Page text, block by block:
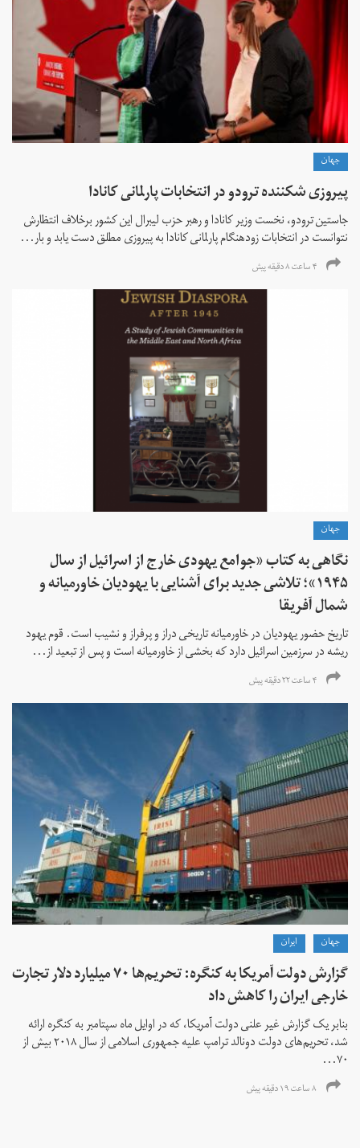
جهان
پیروزی شکننده ترودو در انتخابات پارلمانی کانادا
جاستین ترودو، نخست وزیر کانادا و رهبر حزب لیبرال این کشور برخلاف انتظارش
نتوانست در انتخابات زود‌هنگام پارلمانی کانادا به پیروزی مطلق دست یابد و بار...
۴ ساعت ۸ دقیقه پیش
جهان
نگاهی به کتاب «جوامع یهودی خارج از اسرائیل از سال
۱۹۴۵»؛ تلاشی جدید برای آشنایی با یهودیان خاورمیانه و
شمال آفریقا
تاریخ حضور یهودیان در خاورمیانه تاریخی دراز و پرفراز و نشیب است. قوم یهود
ریشه در سرزمین اسرائیل دارد که بخشی از خاورمیانه است و پس از تبعید از...
۴ ساعت ۲۲ دقیقه پیش
جهان ايران
گزارش دولت آمریکا به کنگره: تحریم‌ها ۷۰ میلیارد دلار تجارت
خارجی ایران را کاهش داد
بنابر یک گزارش غیر علنی دولت آمریکا، که در اوایل ماه سپتامبر به کنگره ارائه
شد، تحریم‌های دولت دونالد ترامپ علیه جمهوری اسلامی از سال ۲۰۱۸ بیش از
۷۰...
۸ ساعت ۱۹ دقیقه پیش